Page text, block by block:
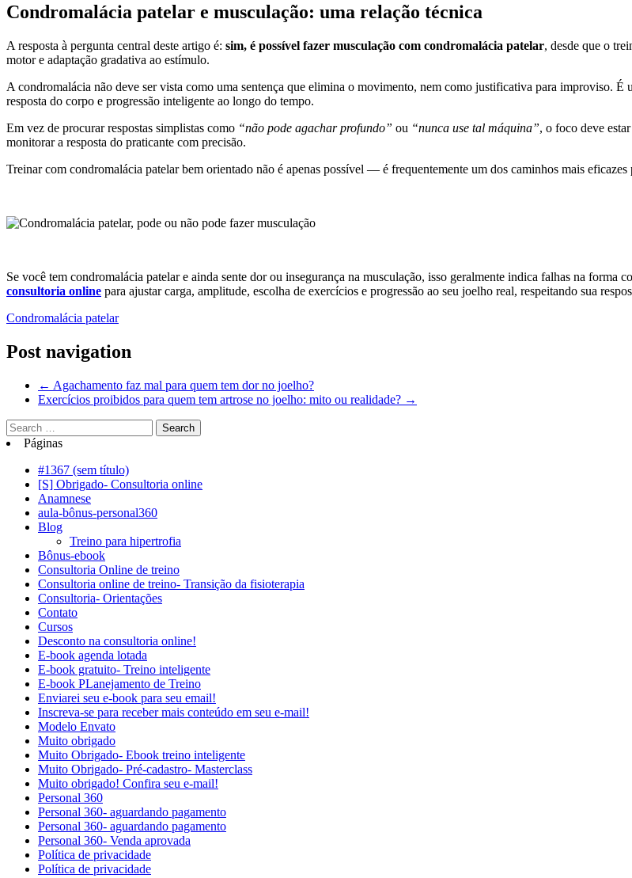
Condromalácia patelar e musculação: uma relação técnica
A resposta à pergunta central deste artigo é: sim, é possível fazer musculação com condromalácia patelar, desde que o
motor e adaptação gradativa ao estímulo.
A condromalácia não deve ser vista como uma sentença que elimina o movimento, nem como justificativa para improviso.
resposta do corpo e progressão inteligente ao longo do tempo.
Em vez de procurar respostas simplistas como “não pode agachar profundo” ou “nunca use tal máquina”, o foco deve
monitorar a resposta do praticante com precisão.
Treinar com condromalácia patelar bem orientado não é apenas possível — é frequentemente um dos caminhos mais
Se você tem condromalácia patelar e ainda sente dor ou insegurança na musculação, isso geralmente indica falhas na
consultoria online para ajustar carga, amplitude, escolha de exercícios e progressão ao seu joelho real, respeitando sua
Condromalácia patelar
Post navigation
← Agachamento faz mal para quem tem dor no joelho?
Exercícios proibidos para quem tem artrose no joelho: mito ou realidade? →
Páginas
#1367 (sem título)
[S] Obrigado- Consultoria online
Anamnese
aula-bônus-personal360
Blog
Treino para hipertrofia
Bônus-ebook
Consultoria Online de treino
Consultoria online de treino- Transição da fisioterapia
Consultoria- Orientações
Contato
Cursos
Desconto na consultoria online!
E-book agenda lotada
E-book gratuito- Treino inteligente
E-book PLanejamento de Treino
Enviarei seu e-book para seu email!
Inscreva-se para receber mais conteúdo em seu e-mail!
Modelo Envato
Muito obrigado
Muito Obrigado- Ebook treino inteligente
Muito Obrigado- Pré-cadastro- Masterclass
Muito obrigado! Confira seu e-mail!
Personal 360
Personal 360- aguardando pagamento
Personal 360- aguardando pagamento
Personal 360- Venda aprovada
Política de privacidade
Política de privacidade